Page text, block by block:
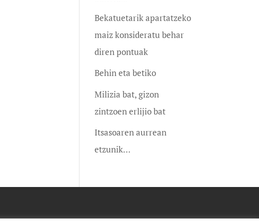
Bekatuetarik apartatzeko
maiz konsideratu behar
diren pontuak
Behin eta betiko
Milizia bat, gizon
zintzoen erlijio bat
Itsasoaren aurrean
etzunik…